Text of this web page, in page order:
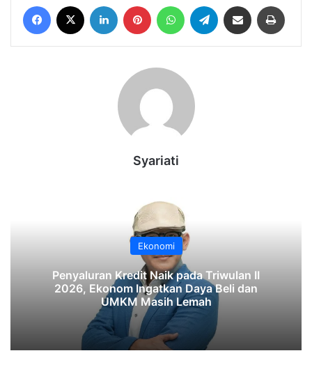
Facebook LinkedIn Pinterest WhatsAppTelegram Share via Email
Syariati
Ekonomi
‎Penyaluran Kredit Naik pada Triwulan II
2026, Ekonom Ingatkan Daya Beli dan
UMKM Masih Lemah‎‎